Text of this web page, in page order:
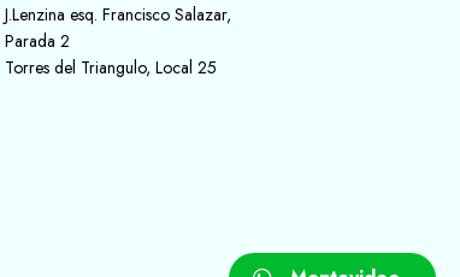
J.Lenzina esq. Francisco Salazar,
Parada 2
Torres del Triangulo, Local 25